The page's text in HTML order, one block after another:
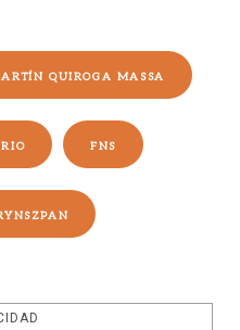
QUIROGA MASSA
FNS